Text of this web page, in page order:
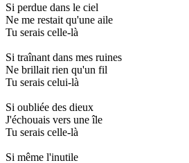
Si perdue dans le ciel
Ne me restait qu'une aile
Tu serais celle-là
Si traînant dans mes ruines
Ne brillait rien qu'un fil
Tu serais celui-là
Si oubliée des dieux
J'échouais vers une île
Tu serais celle-là
Si même l'inutile